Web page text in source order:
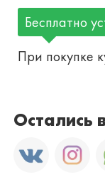
Бесплатно
При покупке
Остались